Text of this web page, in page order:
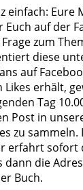
einfach: Eure
Euch auf der
zum
diese
auf
erhält,
Tag
Post in
zu
erfahrt sofort
dann die
Buch.